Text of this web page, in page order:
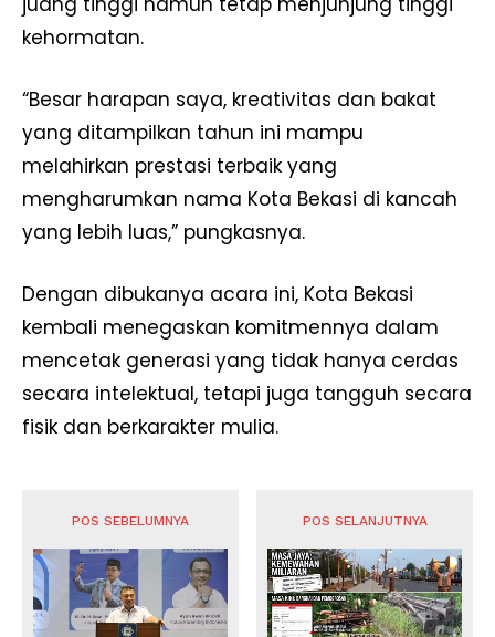
kehormatan.
“Besar harapan saya, kreativitas dan bakat
yang ditampilkan tahun ini mampu
melahirkan prestasi terbaik yang
mengharumkan nama Kota Bekasi di kancah
yang lebih luas,” pungkasnya.
Dengan dibukanya acara ini, Kota Bekasi
kembali menegaskan komitmennya dalam
mencetak generasi yang tidak hanya cerdas
secara intelektual, tetapi juga tangguh secara
fisik dan berkarakter mulia.
POS SEBELUMNYA POS SELANJUTNYA